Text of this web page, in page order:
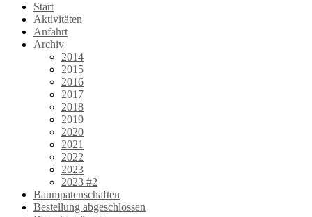
Start
Aktivitäten
Anfahrt
Archiv
2014
2015
2016
2017
2018
2019
2020
2021
2022
2023
2023 #2
Baumpatenschaften
Bestellung abgeschlossen